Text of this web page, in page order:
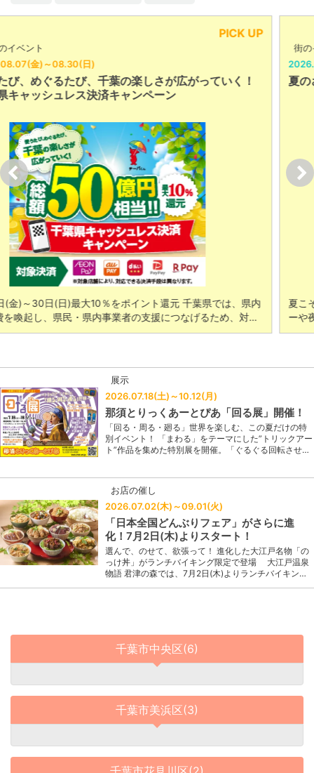
ていく！
県では、県内
るため、対…
2026.08.06(木)～08.09(日)
夏のさつまいも博2026
夏こそ食べたい全国の芋スイーツが集結！ 全店考
ーや夜限定も登場 1mm極細のモンブランソフト
展示
2026.07.18(土)～10.12(月)
那須とりっくあーとぴあ「回る展」開催！
「回る・周る・廻る」世界を楽しむ、この夏だけの特
別イベント！ 「まわる」をテーマにした”トリックアー
ト”作品を集めた特別展を開催。「ぐるぐる回転させ…
お店の催し
2026.07.02(木)～09.01(火)
「日本全国どんぶりフェア」がさらに進
化！7月2日(木)よりスタート！
選んで、のせて、欲張って！ 進化した大江戸名物「の
っけ丼」がランチバイキング限定で登場 大江戸温泉
物語 君津の森では、7月2日(木)よりランチバイキン…
千葉市中央区(6)
千葉市美浜区(3)